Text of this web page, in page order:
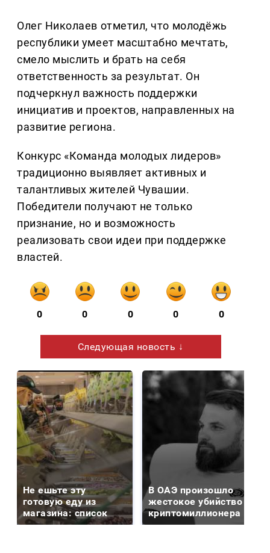
Олег Николаев отметил, что молодёжь
республики умеет масштабно мечтать,
смело мыслить и брать на себя
ответственность за результат. Он
подчеркнул важность поддержки
инициатив и проектов, направленных на
развитие региона.
Конкурс «Команда молодых лидеров»
традиционно выявляет активных и
талантливых жителей Чувашии.
Победители получают не только
признание, но и возможность
реализовать свои идеи при поддержке
властей.
0 0 0 0 0
Следующая новость ↓
Не ешьте эту
готовую еду из
магазина: список
В ОАЭ произошло
жестокое убийство
криптомиллионера